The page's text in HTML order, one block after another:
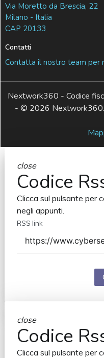
Via Moretto da Brescia, 22
Milano - Italia
CAP 20133
Contatti
Contatta il nostro team per
Nextwork360 - Codice
- © 2026 Nextwork360.
close
Codice
Clicca sul pulsante per
negli appunti.
RSS link
close
Codice
Clicca sul pulsante per